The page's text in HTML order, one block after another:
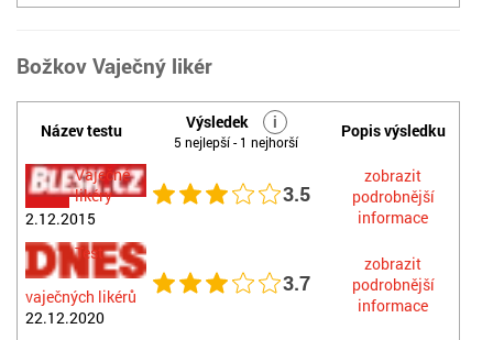
Božkov Vaječný likér
Název testu Výsledek i
5 nejlepší - 1 nejhorší
Popis výsledku
Vaječné
likéry
2.12.2015
3.5
zobrazit
podrobnější
informace
Test
vaječných likérů
22.12.2020
3.7
zobrazit
podrobnější
informace